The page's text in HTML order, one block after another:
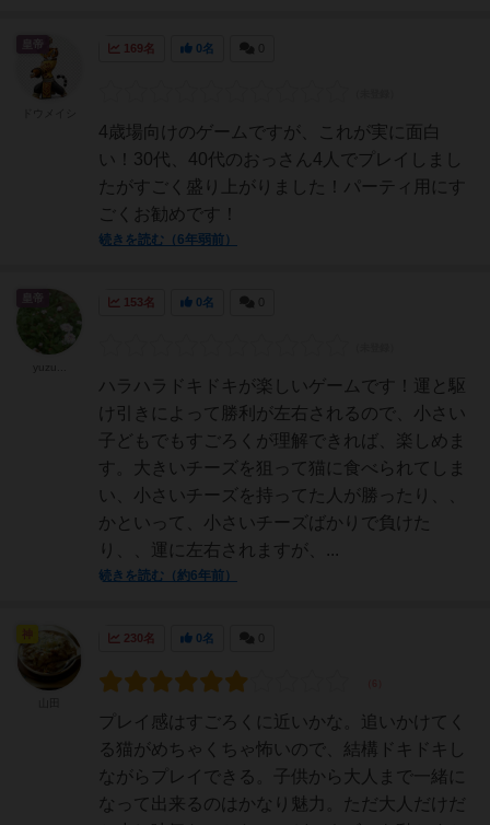
169名 0名
4歳場向けのゲームですが、これが実に面白
い！30代、40代のおっさん4人でプレイしまし
たがすごく盛り上がりました！パーティ用にす
ごくお勧めです！
続きを読む（6年弱前）
皇帝
153名 0名
ハラハラドキドキが楽しいゲームです！運と駆
け引きによって勝利が左右されるので、小さい
子どもでもすごろくが理解できれば、楽しめま
す。大きいチーズを狙って猫に食べられてしま
い、小さいチーズを持ってた人が勝ったり、、
かといって、小さいチーズばかりで負けた
り、、運に左右されますが、...
続きを読む（約6年前）
230名 0名
プレイ感はすごろくに近いかな。追いかけてく
る猫がめちゃくちゃ怖いので、結構ドキドキし
ながらプレイできる。子供から大人まで一緒に
なって出来るのはかなり魅力。ただ大人だけだ